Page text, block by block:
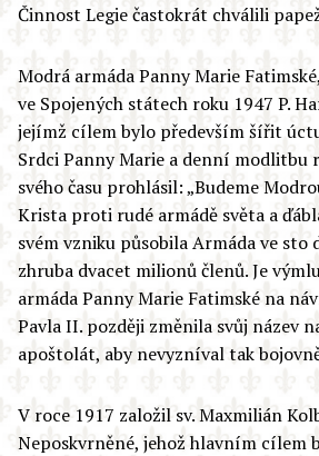
Činnost Legie častokrát chválili
Modrá armáda Panny Marie
ve Spojených státech roku 1947 P.
jejímž cílem bylo především šířit
Srdci Panny Marie a denní modlitbu
svého času prohlásil: „Budeme
Krista proti rudé armádě světa a
svém vzniku působila Armáda ve sto
zhruba dvacet milionů členů. Je
armáda Panny Marie Fatimské na
Pavla II. později změnila svůj název
apoštolát, aby nevyzníval tak
V roce 1917 založil sv. Maxmilián
Neposkvrněné, jehož hlavním cílem